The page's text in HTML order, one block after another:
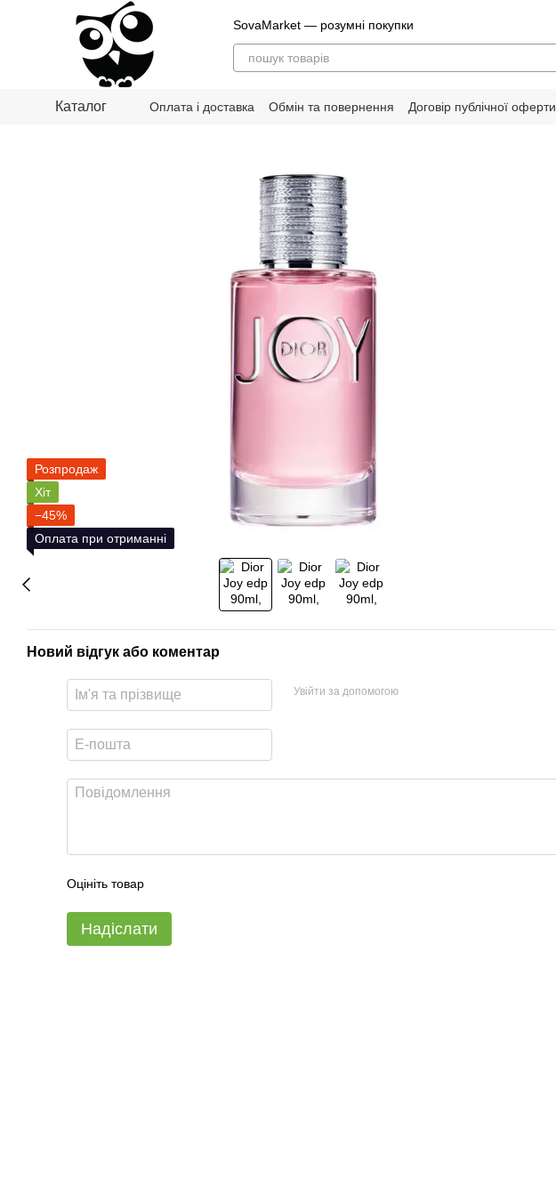
Перейти до основного контенту
SovaMarket — розумні покупки
Каталог Оплата і доставка Обмін та повернення Договір публічної оферти
Розпродаж
Хіт
−45%
Оплата при отриманні
Новий відгук або коментар
Увійти за допомогою
Оцініть товар
Надіслати